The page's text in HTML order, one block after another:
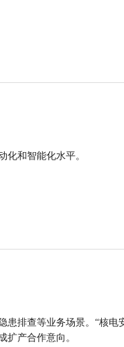
化和智能化水平。
患排查等业务场景。“核电
扩产合作意向。